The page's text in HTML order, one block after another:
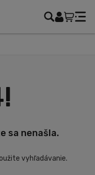
sa nenašla.
vyhľadávanie.